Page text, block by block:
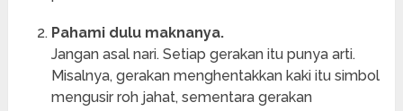
Pahami dulu maknanya.
Jangan asal nari. Setiap gerakan itu punya arti.
Misalnya, gerakan menghentakkan kaki itu simbol
mengusir roh jahat, sementara gerakan